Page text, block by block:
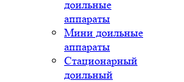
доильные
аппараты
Мини доильные
аппараты
Стационарный
доильный